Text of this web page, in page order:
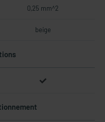
0,25 mm^2
beige